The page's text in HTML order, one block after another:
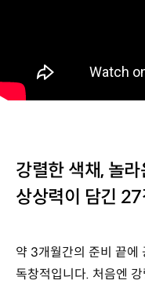
강렬한 색채, 놀
상상력이 담긴
약 3개월간의 준비 끝에
독창적입니다. 처음엔